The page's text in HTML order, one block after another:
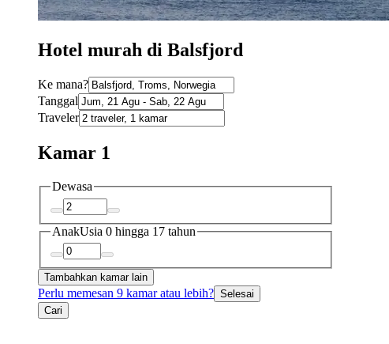
Hotel murah di Balsfjord
Ke mana?
Tanggal
Traveler
Kamar 1
Dewasa
AnakUsia 0 hingga 17 tahun
Tambahkan kamar lain
Perlu memesan 9 kamar atau lebih? Selesai
Cari